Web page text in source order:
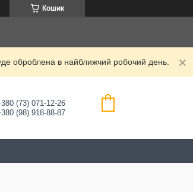
Кошик
оброблена в найближчий робочий день.
(73) 071-12-26
(98) 918-88-87